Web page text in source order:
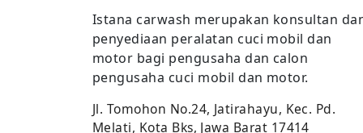
Istana carwash merupakan konsultan
penyediaan peralatan cuci mobil dan
motor bagi pengusaha dan calon
pengusaha cuci mobil dan motor.
Jl. Tomohon No.24, Jatirahayu, Kec. Pd.
Melati, Kota Bks, Jawa Barat 17414